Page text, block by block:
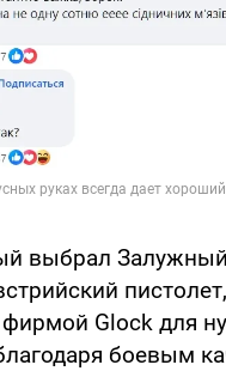
выбрал
пистолет,
Glock для
боевым